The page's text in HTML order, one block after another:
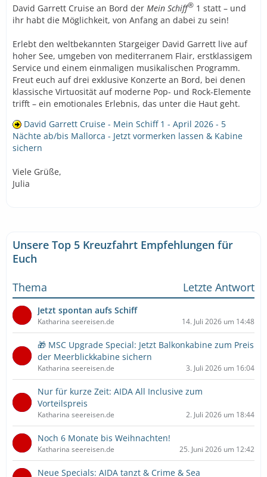
David Garrett Cruise an Bord der Mein Schiff® 1 statt – und
ihr habt die Möglichkeit, von Anfang an dabei zu sein!
Erlebt den weltbekannten Stargeiger David Garrett live auf
hoher See, umgeben von mediterranem Flair, erstklassigem
Service und einem einmaligen musikalischen Programm.
Freut euch auf drei exklusive Konzerte an Bord, bei denen
klassische Virtuosität auf moderne Pop- und Rock-Elemente
trifft – ein emotionales Erlebnis, das unter die Haut geht.
David Garrett Cruise - Mein Schiff 1 - April 2026 - 5
Nächte ab/bis Mallorca - Jetzt vormerken lassen & Kabine
sichern
Viele Grüße,
Julia
Unsere Top 5 Kreuzfahrt Empfehlungen für
Euch
Thema
Letzte Antwort
Jetzt spontan aufs Schiff
Katharina seereisen.de 14. Juli 2026 um 14:48
🎁 MSC Upgrade Special: Jetzt Balkonkabine zum Preis
der Meerblickkabine sichern
Katharina seereisen.de 3. Juli 2026 um 16:04
Nur für kurze Zeit: AIDA All Inclusive zum
Vorteilspreis
Katharina seereisen.de 2. Juli 2026 um 18:44
Noch 6 Monate bis Weihnachten!
Katharina seereisen.de 25. Juni 2026 um 12:42
Neue Specials: AIDA tanzt & Crime & Sea